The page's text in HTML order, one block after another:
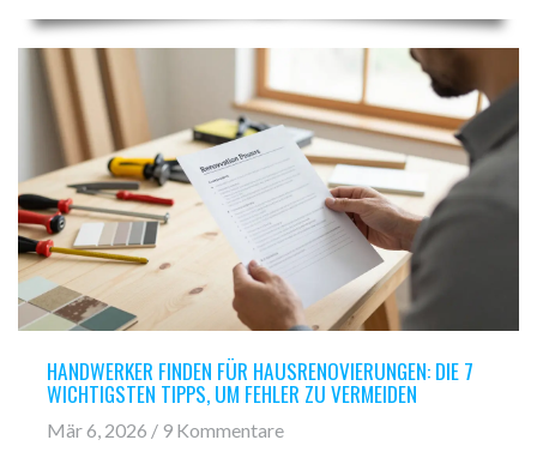
HANDWERKER FINDEN FÜR HAUSRENOVIERUNGEN: DIE 7
WICHTIGSTEN TIPPS, UM FEHLER ZU VERMEIDEN
Mär 6, 2026 / 9 Kommentare